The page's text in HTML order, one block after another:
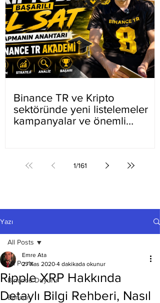
Binance TR ve Kripto
sektöründe yeni listelemeler
kampanyalar ve önemli
1/161
Yazı
All Posts
Binance Duyuru
Bancor
All Posts
Ripple XRP Hakkında
Detaylı Bilgi Rehberi, Nasıl
Emre Ata
27 Kas 2020 4 dakikada okunur